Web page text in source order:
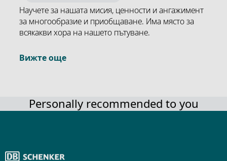
Научете за нашата мисия, ценности и ангажимент
за многообразие и приобщаване. Има място за
всякакви хора на нашето пътуване.
Вижте още
Personally recommended to you